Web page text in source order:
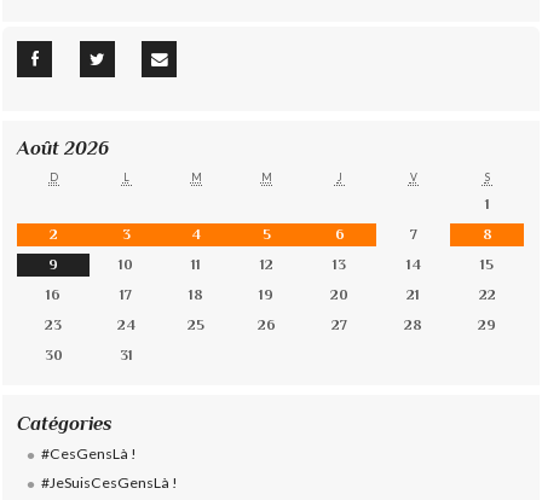
Août 2026
D L M M J V S
1
2
3 4 5 6 7
8
9
10 11 12 13 14
15
16
17 18 19 20 21
22
23
24 25 26 27 28
29
30
31
Catégories
#CesGensLà !
#JeSuisCesGensLà !